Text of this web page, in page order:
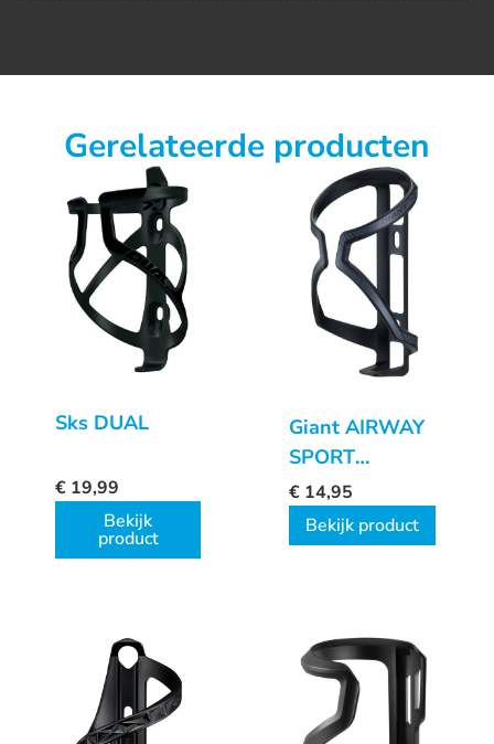
Gerelateerde producten
Sks DUAL
€ 19,99
Bekijk
product
Giant AIRWAY
SPORT
BIDONHOUDER
MATT
BLACK/GRAY
€ 14,95
Bekijk product